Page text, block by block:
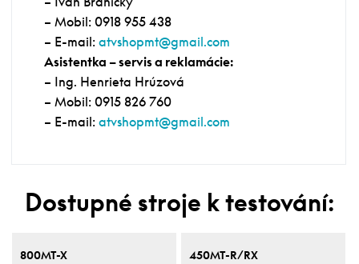
– Mobil: 0918 955 438
– E-mail: atvshopmt@gmail.com
Asistentka – servis a reklamácie:
– Ing. Henrieta Hrúzová
– Mobil: 0915 826 760
– E-mail: atvshopmt@gmail.com
Dostupné stroje k testování:
800MT-X 450MT-R/RX